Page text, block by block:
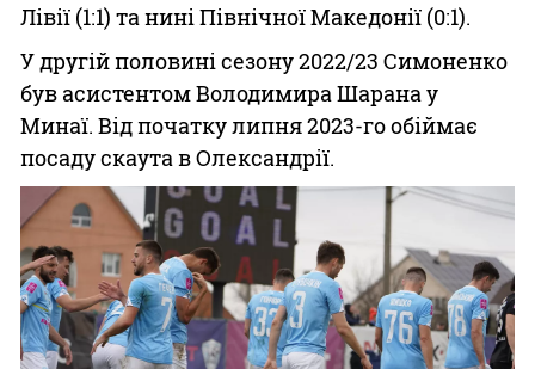
Лівії (1:1) та нині Північної Македонії (0:1).
У другій половині сезону 2022/23 Симоненко
був асистентом Володимира Шарана у
Минаї. Від початку липня 2023-го обіймає
посаду скаута в Олександрії.